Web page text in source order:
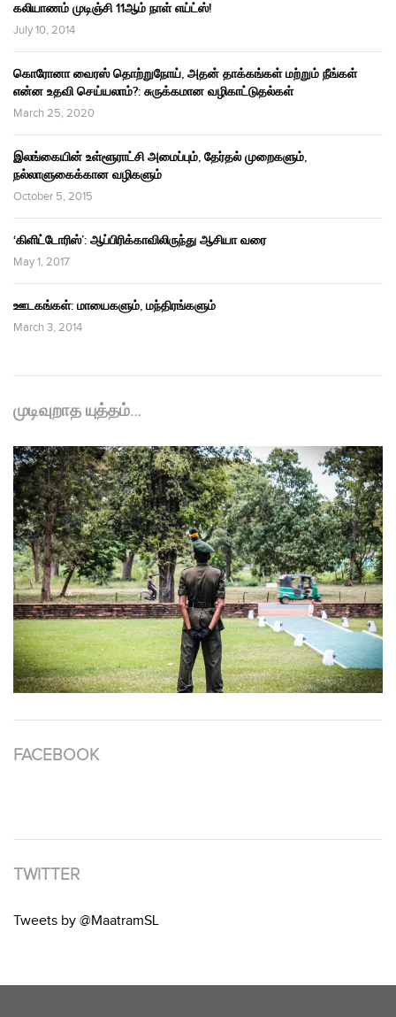
கலியாணம் முடிஞ்சி 11ஆம் நாள் எய்ட்ஸ்!
July 10, 2014
கொரோனா வைரஸ் தொற்றுநோய், அதன் தாக்கங்கள் மற்றும் நீங்கள்
என்ன உதவி செய்யலாம்?: சுருக்கமான வழிகாட்டுதல்கள்
March 25, 2020
இலங்கையின் உள்ளூராட்சி அமைப்பும், தேர்தல் முறைகளும்,
நல்லாளுகைக்கான வழிகளும்
October 5, 2015
‘கிளிட்டோரிஸ்’: ஆப்பிரிக்காவிலிருந்து ஆசியா வரை
May 1, 2017
ஊடகங்கள்: மாயைகளும், மந்திரங்களும்
March 3, 2014
முடிவுறாத யுத்தம்…
FACEBOOK
TWITTER
Tweets by @MaatramSL